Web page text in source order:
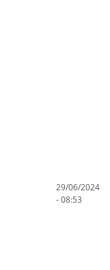
29/06/2024
- 08:53